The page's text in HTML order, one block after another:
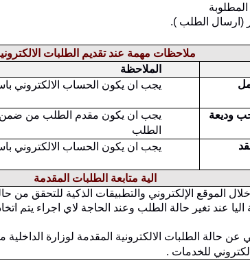
(ارسال الطلب ).
ملاحظات مهمة عند تقديم الطلبات
الملاحظة
يجب ان يكون الحساب الالكتروني
وديعة
يجب ان يكون مقدم الطلب من ضمن
الطلب
يجب ان يكون الحساب الالكتروني
الية متابعة الطلبات المقدمة
الموقع الإلكتروني والتطبيقات الذكية للتحقق من
اليا عند تغير حالة الطلب وعند الحاجة لاي اجراء يتم
عن حالة الطلبات الالكترونية المقدمة لوزارة
للخدمات .